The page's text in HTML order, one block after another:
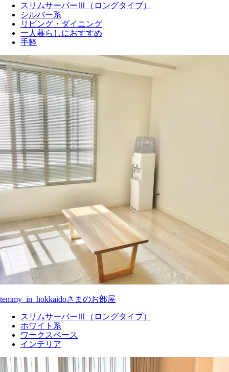
スリムサーバーⅢ（ロングタイプ）
シルバー系
リビング・ダイニング
一人暮らしにおすすめ
手軽
temmy_in_hokkaidoさまのお部屋
スリムサーバーⅢ（ロングタイプ）
ホワイト系
ワークスペース
インテリア